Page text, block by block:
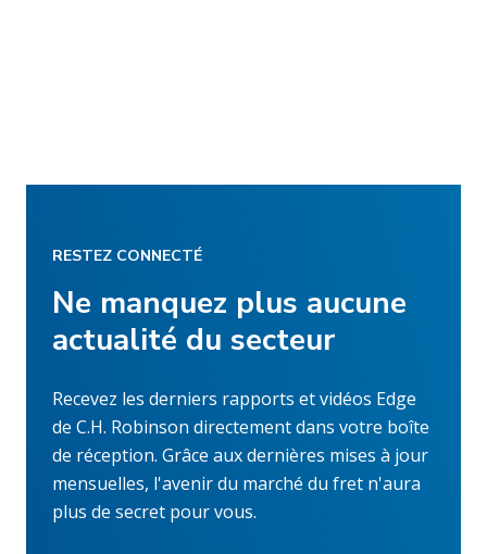
RESTEZ CONNECTÉ
Ne manquez plus aucune
actualité du secteur
Recevez les derniers rapports et vidéos Edge
de C.H. Robinson directement dans votre boîte
de réception. Grâce aux dernières mises à jour
mensuelles, l'avenir du marché du fret n'aura
plus de secret pour vous.